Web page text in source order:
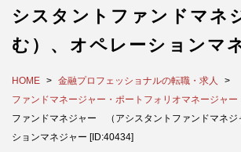
シスタントファンドマネ
む）、オペレーションマ
HOME
金融プロフェッショナルの転職・求人
ファンドマネージャー・ポートフォリオマネージャー
ファンドマネジャー （アシスタントファンドマネジ
ションマネジャー [ID:40434]